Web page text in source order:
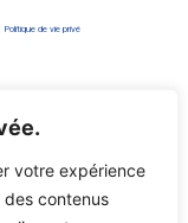
votre expérience
contenus
Politique de vie privé